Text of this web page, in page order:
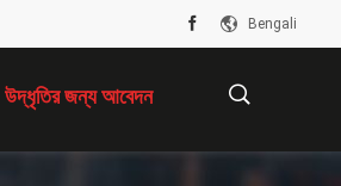
Bengali
উদ্ধৃতির জন্য আবেদন